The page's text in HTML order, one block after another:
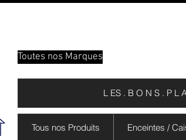
Tous nos Produits Enceintes /
L ES . B O N S . P L
Toutes nos Marques